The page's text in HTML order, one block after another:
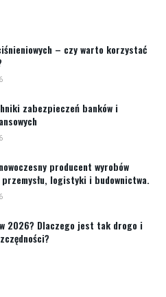
– czy warto korzystać
zabezpieczeń banków i
producent wyrobów
logistyki i budownictwa.
2026? Dlaczego jest tak drogo i